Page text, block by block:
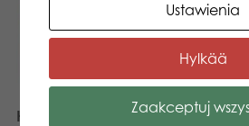
Hazzle Snarf
Ustawienia
Hylkää
Zaakceptuj